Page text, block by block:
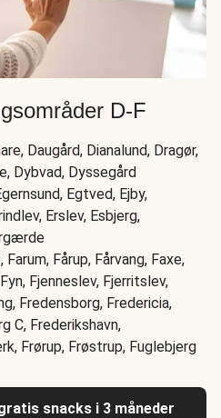
D-F
Daugård, Dianalund, Dragør,
Dybvad, Dyssegård
Egtved, Ejby,
Erslev, Esbjerg,
Fårup, Fårvang, Faxe,
Fjenneslev, Fjerritslev,
Fredensborg, Fredericia,
C, Frederikshavn,
Frørup, Frøstrup, Fuglebjerg
snacks i 3 måneder